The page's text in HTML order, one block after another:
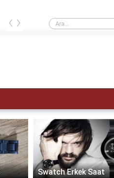
Kol saati kaç atm olmalı?
‹ ›
Swatch Erkek Saat